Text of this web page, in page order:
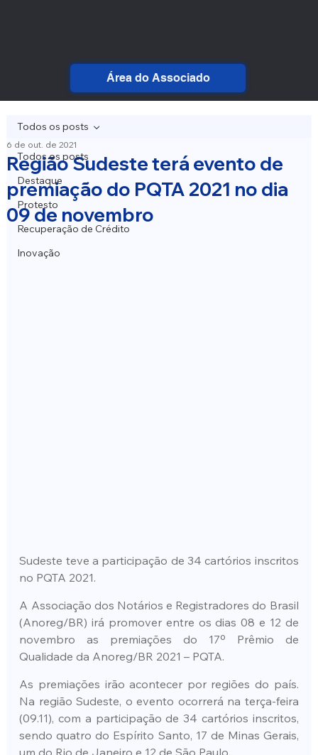
Área do Associado
Todos os posts
Destaque
Protesto
Recuperação de Crédito
Inovação
Todos os posts
Região Sudeste terá evento de
premiação do PQTA 2021 no dia
09 de novembro
6 de out. de 2021
Sudeste teve a participação de 34 cartórios inscritos
no PQTA 2021.
A Associação dos Notários e Registradores do Brasil
(Anoreg/BR) irá promover entre os dias 08 e 12 de
novembro as premiações do 17º Prêmio de
Qualidade da Anoreg/BR 2021 – PQTA.
As premiações irão acontecer por regiões do país.
Na região Sudeste, o evento ocorrerá na terça-feira
(09.11), com a participação de 34 cartórios inscritos,
sendo quatro do Espírito Santo, 17 de Minas Gerais,